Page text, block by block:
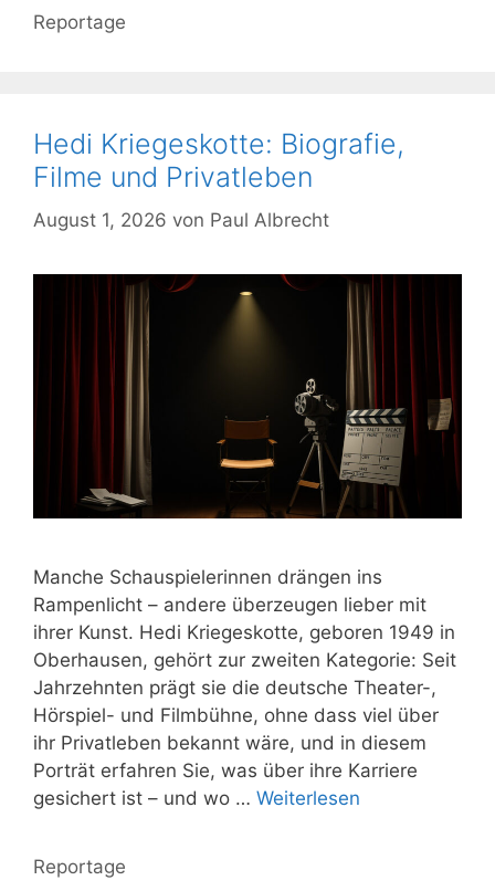
Kategorien
Reportage
Hedi Kriegeskotte: Biografie,
Filme und Privatleben
August 1, 2026 von Paul Albrecht
Manche Schauspielerinnen drängen ins
Rampenlicht – andere überzeugen lieber mit
ihrer Kunst. Hedi Kriegeskotte, geboren 1949 in
Oberhausen, gehört zur zweiten Kategorie: Seit
Jahrzehnten prägt sie die deutsche Theater-,
Hörspiel- und Filmbühne, ohne dass viel über
ihr Privatleben bekannt wäre, und in diesem
Porträt erfahren Sie, was über ihre Karriere
gesichert ist – und wo … Weiterlesen
Kategorien
Reportage